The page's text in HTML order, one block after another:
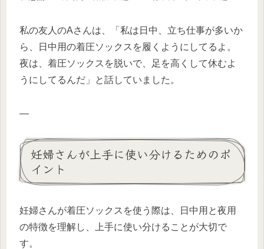
私の友人のAさんは、「私は日中、立ち仕事が多いか
ら、日中用の着圧ソックスを履くようにしてるよ。
夜は、着圧ソックスを脱いで、足を高くして休むよ
うにしてるんだ」と話していました。
—
妊婦さんが上手に使い分けるためのポ
イント
妊婦さんが着圧ソックスを使う際は、日中用と夜用
の特徴を理解し、上手に使い分けることが大切で
す。